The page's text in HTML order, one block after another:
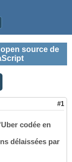
source de
#1
codée en
délaissées par